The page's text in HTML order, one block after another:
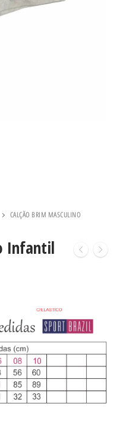
CALÇÃO BRIM MASCULINO
Infantil